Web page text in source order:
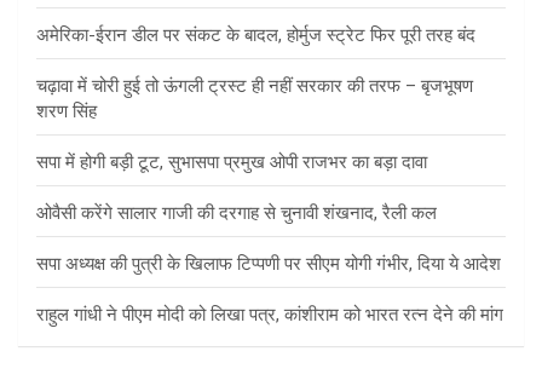
अमेरिका-ईरान डील पर संकट के बादल, होर्मुज स्ट्रेट फिर पूरी तरह बंद
चढ़ावा में चोरी हुई तो ऊंगली ट्रस्ट ही नहीं सरकार की तरफ – बृजभूषण
शरण सिंह
सपा में होगी बड़ी टूट, सुभासपा प्रमुख ओपी राजभर का बड़ा दावा
ओवैसी करेंगे सालार गाजी की दरगाह से चुनावी शंखनाद, रैली कल
सपा अध्यक्ष की पुत्री के खिलाफ टिप्पणी पर सीएम योगी गंभीर, दिया ये आदेश
राहुल गांधी ने पीएम मोदी को लिखा पत्र, कांशीराम को भारत रत्न देने की मांग